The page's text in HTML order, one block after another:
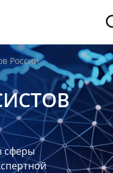
России
сферы